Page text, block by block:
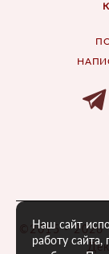
©2015 - 2026
Наш сайт
работу сайта,